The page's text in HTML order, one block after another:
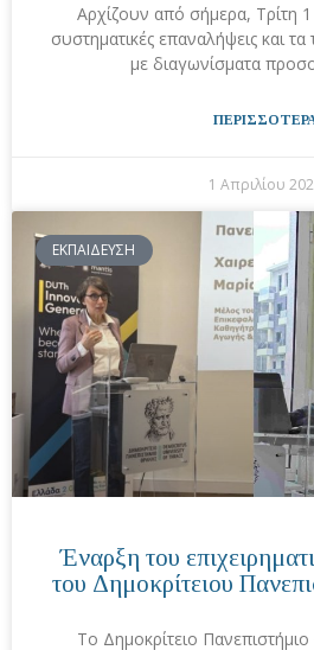
Αρχίζουν από σήμερα, Τρίτη
συστηματικές επαναλήψεις και
με διαγωνίσματα
1 Απριλίου
ΕΚΠΑΙΔΕΥΣΗ
Έναρξη του
του Δημοκρίτειου
Το Δημοκρίτειο